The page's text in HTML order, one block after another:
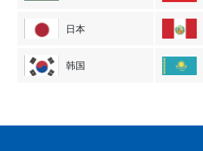
日本
韩国